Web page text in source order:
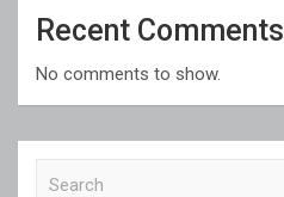
Recent Comments
No comments to show.